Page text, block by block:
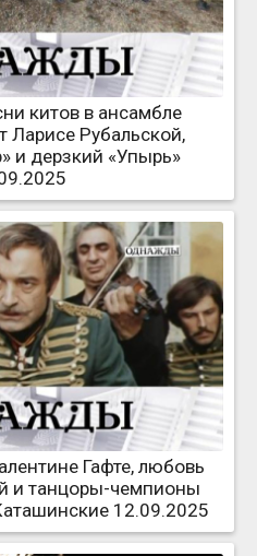
китов в ансамбле
Ларисе Рубальской,
и дерзкий «Упырь»
Гафте, любовь
и танцоры-чемпионы
12.09.2025